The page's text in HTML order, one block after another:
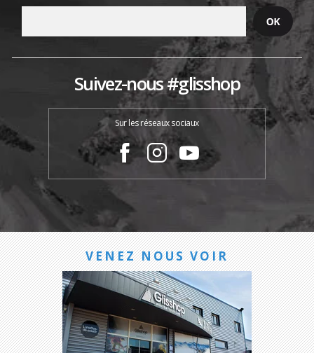
Suivez-nous #glisshop
Sur les réseaux sociaux
VENEZ NOUS VOIR